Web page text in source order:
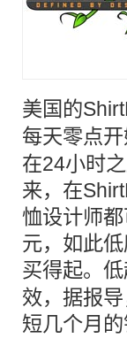
美国的
每天零点
在24小时
来，在
恤设计师
元，如此
买得起。
效，据报
短几个月